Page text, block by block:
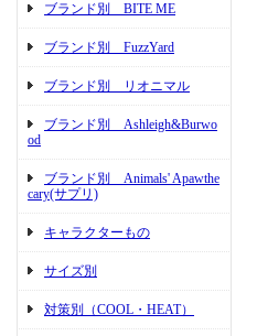
ブランド別 BITE ME
ブランド別 FuzzYard
ブランド別 リオニマル
ブランド別 Ashleigh&Burwo
od
ブランド別 Animals' Apawthe
cary(サプリ)
キャラクターもの
サイズ別
対策別（COOL・HEAT）